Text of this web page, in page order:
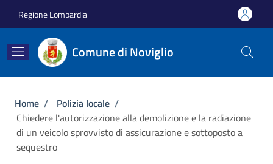
Regione Lombardia
Comune di Noviglio
Briciole di pane
Home / Polizia locale /
Chiedere l'autorizzazione alla demolizione e la radiazione
di un veicolo sprovvisto di assicurazione e sottoposto a
sequestro